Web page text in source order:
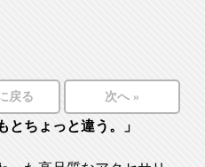
戻る 次へ »
とちょっと違う。」